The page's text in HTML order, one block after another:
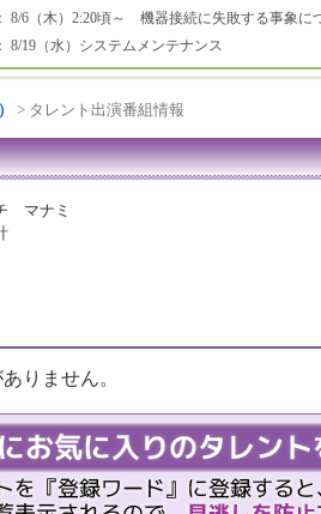
8/6（木）2:20頃～ 機器接続に失敗する事象に
8/19（水）システムメンテナンス
> タレント出演番組情報
マナミ
りません。